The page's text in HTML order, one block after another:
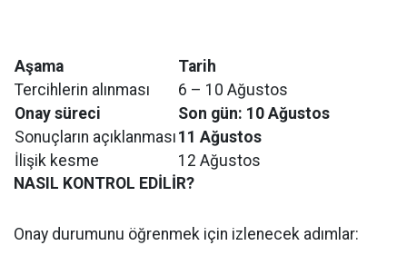
Aşama
Tarih
Tercihlerin alınması
6 – 10 Ağustos
Onay süreci
Son gün: 10 Ağustos
Sonuçların açıklanması 11 Ağustos
İlişik kesme
12 Ağustos
NASIL KONTROL EDİLİR?
Onay durumunu öğrenmek için izlenecek adımlar: